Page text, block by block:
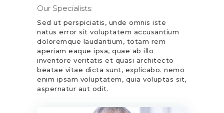
Our Specialists:
Sed ut perspiciatis, unde omnis iste
natus error sit voluptatem accusantium
doloremque laudantium, totam rem
aperiam eaque ipsa, quae ab illo
inventore veritatis et quasi architecto
beatae vitae dicta sunt, explicabo. nemo
enim ipsam voluptatem, quia voluptas sit,
aspernatur aut odit.